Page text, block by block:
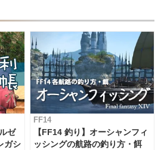
ゼ
ガシ
FF14
【FF14 釣り】オーシャンフィ
ッシングの航路の釣り方・餌